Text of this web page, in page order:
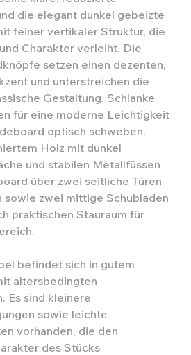
die elegant dunkel gebeizte
feiner vertikaler Struktur, die
Charakter verleiht. Die
setzen einen dezenten,
und unterstreichen die
Gestaltung. Schlanke
für eine moderne Leichtigkeit
optisch schweben.
Holz mit dunkel
und stabilen Metallfüssen
über zwei seitliche Türen
sowie zwei mittige Schubladen
praktischen Stauraum für
befindet sich in gutem
altersbedingten
Es sind kleinere
sowie leichte
vorhanden, die den
des Stücks